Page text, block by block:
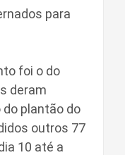
para
foi o do
deram
do plantão do
outros 77
10 até a